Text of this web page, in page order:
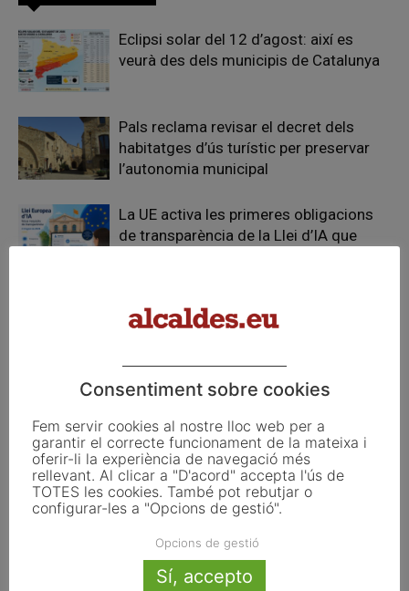
Eclipsi solar del 12 d’agost: així es
veurà des dels municipis de Catalunya
Pals reclama revisar el decret dels
habitatges d’ús turístic per preservar
l’autonomia municipal
La UE activa les primeres obligacions
de transparència de la Llei d’IA que
FER UN COMENTARI
Consentiment sobre cookies
Fem servir cookies al nostre lloc web per a
garantir el correcte funcionament de la mateixa i
oferir-li la experiència de navegació més
rellevant. Al clicar a "D'acord" accepta l'ús de
TOTES les cookies. També pot rebutjar o
configurar-les a "Opcions de gestió".
Opcions de gestió
Sí, accepto